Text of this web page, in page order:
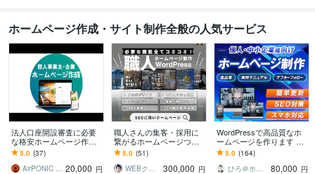
ホームページ作成・サイト制作全般の人気サービス
法人口座開設審査に必要
な格安ホームページ作成
します 法人銀行口座開設
審査、webサイト作成、コ
ーポレートサイトに
5.0 (37)
AirPONIC JOHN（ジョン） 20,000 円
職人さんの集客・採用に
繋がるホームページつく
ります 大手ホームページ
制作会社で7年で200社以
上の制作実績！
5.0 (51)
WEBクリエイター ヨシ
300,000 円
WordPressで高品質なホ
ームページを作ります シ
ンプル/SEO/ホームペー
ジ/おしゃれ/スタイリッシ
ュ
5.0 (164)
ひろ＠ホームページ制作
80,000 円